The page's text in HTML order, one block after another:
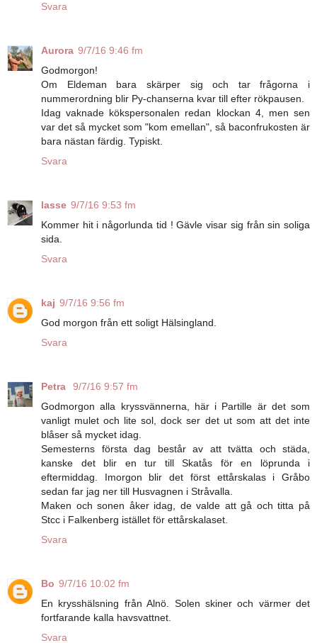
Svara
Aurora 9/7/16 9:46 fm
Godmorgon!
Om Eldeman bara skärper sig och tar frågorna i
nummerordning blir Py-chanserna kvar till efter rökpausen.
Idag vaknade kökspersonalen redan klockan 4, men sen
var det så mycket som "kom emellan", så baconfrukosten är
bara nästan färdig. Typiskt.
Svara
lasse 9/7/16 9:53 fm
Kommer hit i någorlunda tid ! Gävle visar sig från sin soliga
sida.
Svara
kaj 9/7/16 9:56 fm
God morgon från ett soligt Hälsingland.
Svara
Petra
9/7/16 9:57 fm
Godmorgon alla kryssvännerna, här i Partille är det som
vanligt mulet och lite sol, dock ser det ut som att det inte
blåser så mycket idag.
Semesterns första dag består av att tvätta och städa,
kanske det blir en tur till Skatås för en löprunda i
eftermiddag. Imorgon blir det först ettårskalas i Gråbo
sedan far jag ner till Husvagnen i Stråvalla.
Maken och sonen åker idag, de valde att gå och titta på
Stcc i Falkenberg istället för ettårskalaset.
Svara
Bo 9/7/16 10:02 fm
En krysshälsning från Alnö. Solen skiner och värmer det
fortfarande kalla havsvattnet.
Svara